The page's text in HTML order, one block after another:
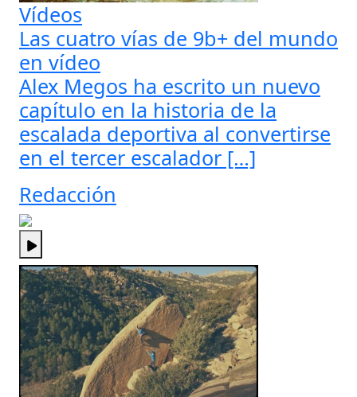
Vídeos
Las cuatro vías de 9b+ del mundo
en vídeo
Alex Megos ha escrito un nuevo
capítulo en la historia de la
escalada deportiva al convertirse
en el tercer escalador […]
Redacción